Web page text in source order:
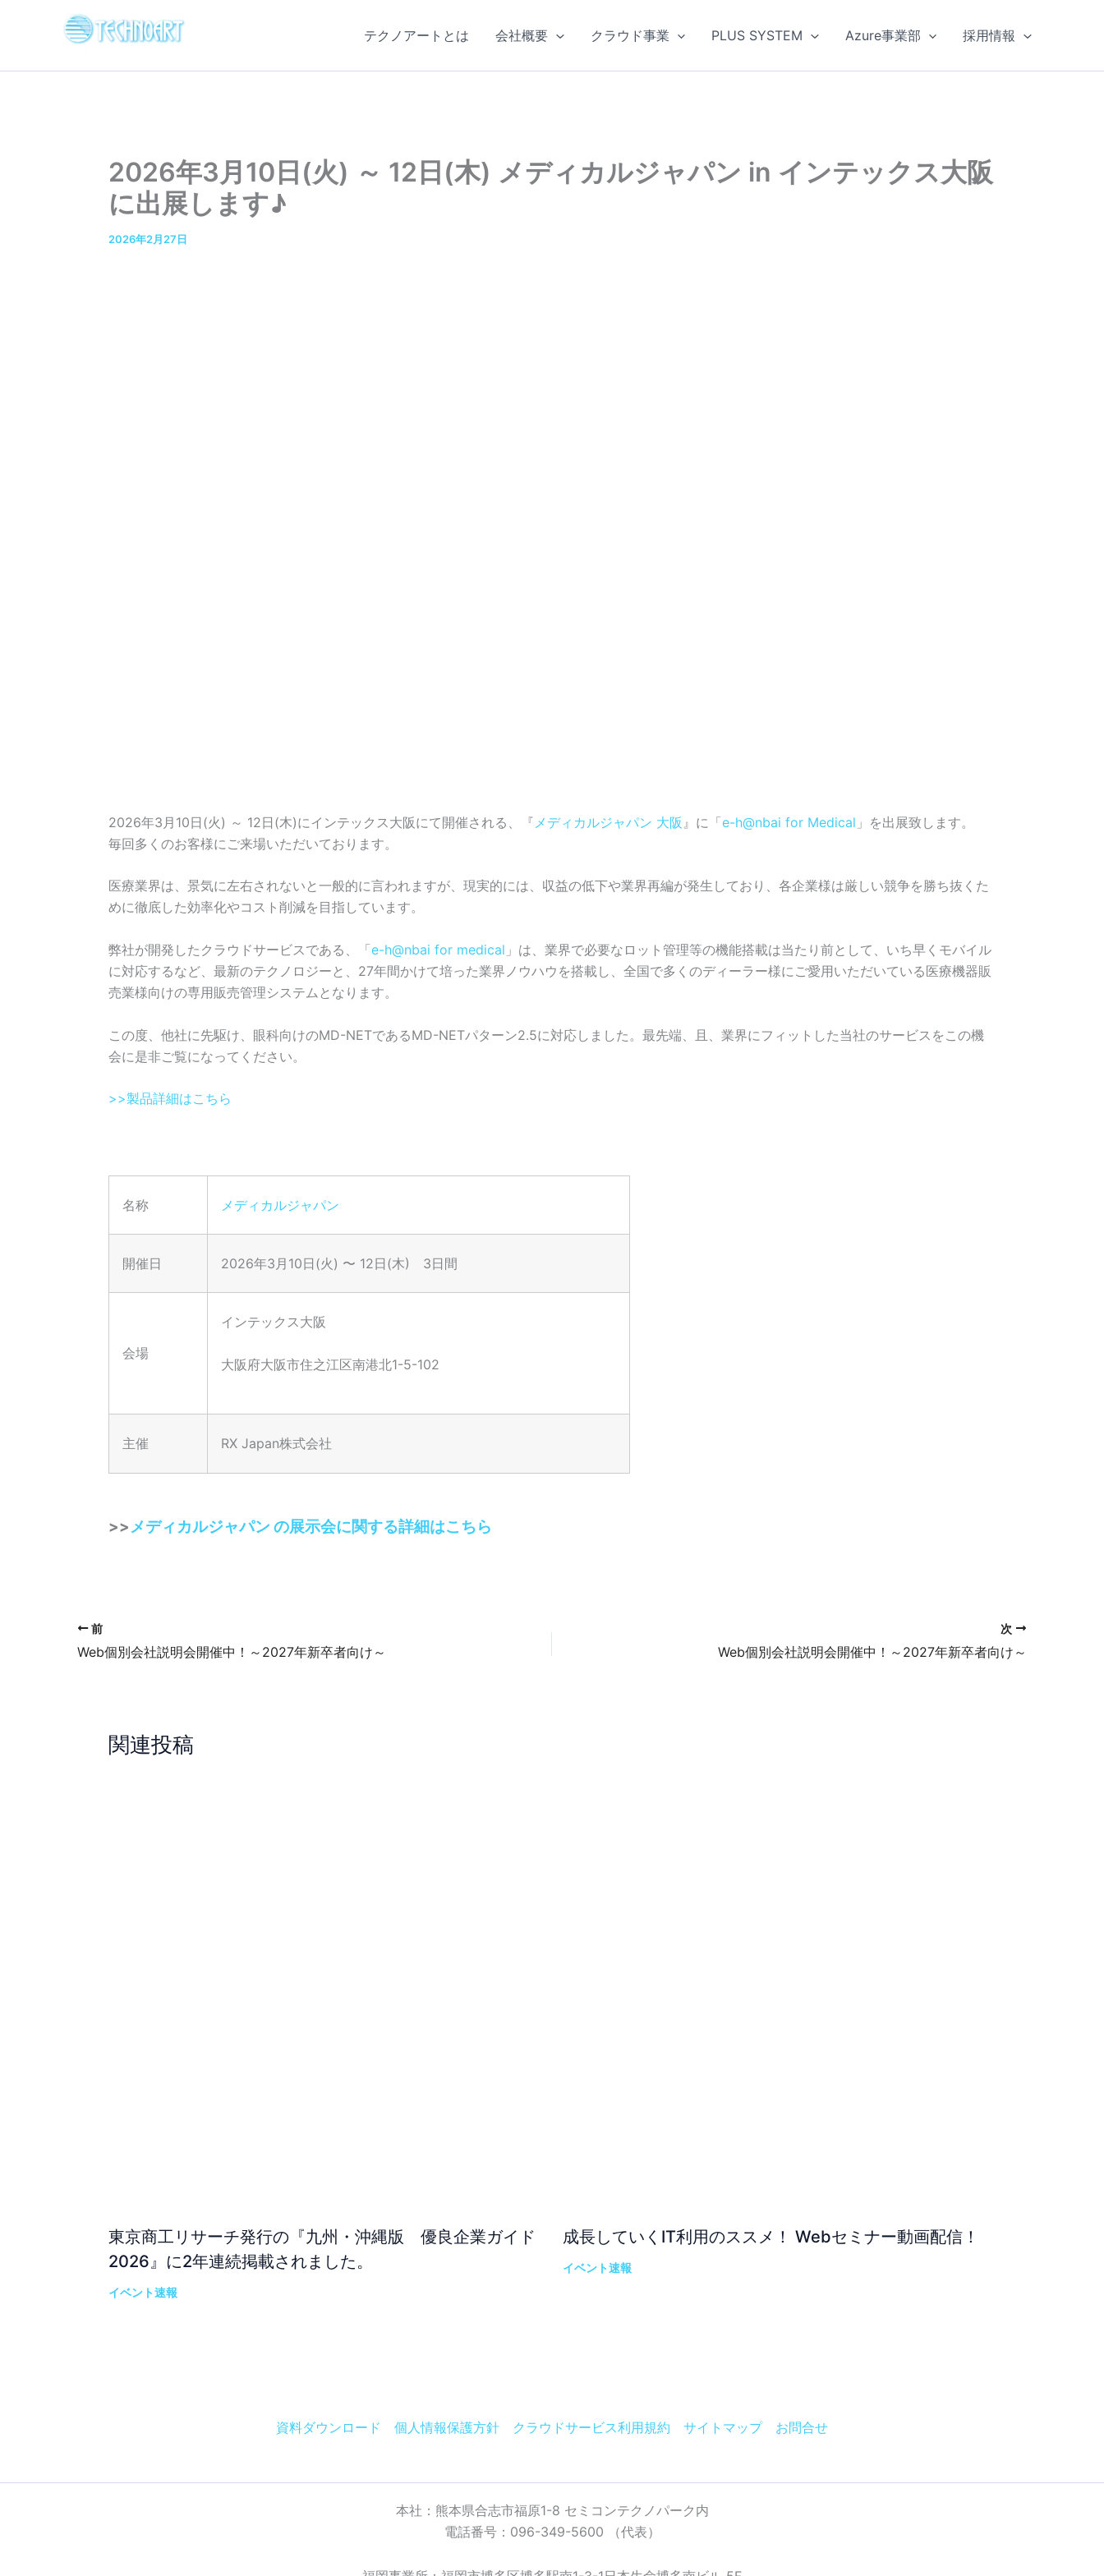
ス
テクノアートとは 会社概要 クラウド事業 PLUS SYSTEM Azure事業部 採用情報
2026年3月10日(火) ～ 12日(木) メディカルジャパン in インテックス大阪
に出展します♪
2026年2月27日
2026年3月10日(火) ～ 12日(木)にインテックス大阪にて開催される、『 メディカルジャパン 大阪 』に「e-h@nbai for Medical 」を出展致します。
毎回多くのお客様にご来場いただいております。
医療業界は、景気に左右されないと一般的に言われますが、現実的には、収益の低下や業界再編が発生しており、各企業様は厳しい競争を勝ち抜くた
めに徹底した効率化やコスト削減を目指しています。
弊社が開発したクラウドサービスである、「e-h@nbai for medical 」は、業界で必要なロット管理等の機能搭載は当たり前として、いち早くモバイル
に対応するなど、最新のテクノロジーと、27年間かけて培った業界ノウハウを搭載し、全国で多くのディーラー様にご愛用いただいている医療機器販
売業様向けの専用販売管理システムとなります。
この度、他社に先駆け、眼科向けのMD-NETであるMD-NETパターン2.5に対応しました。最先端、且、業界にフィットした当社のサービスをこの機
会に是非ご覧になってください。
>>製品詳細はこちら
名称 メディカルジャパン
開催日 2026年3月10日(火) 〜 12日(木) 3日間
会場
インテックス大阪
大阪府大阪市住之江区南港北1-5-102
主催 RX Japan株式会社
>>メディカルジャパン の展示会に関する詳細はこちら
前
Web個別会社説明会開催中！～2027年新卒者向け～
次
Web個別会社説明会開催中！～2027年新卒者向け～
関連投稿
東京商工リサーチ発行の『九州・沖縄版 優良企業ガイド
2026』に2年連続掲載されました。
イベント速報
成長していくIT利用のススメ！ Webセミナー動画配信！
イベント速報
資料ダウンロード 個人情報保護方針 クラウドサービス利用規約 サイトマップ お問合せ
本社：熊本県合志市福原1-8 セミコンテクノパーク内
電話番号：096-349-5600 （代表）